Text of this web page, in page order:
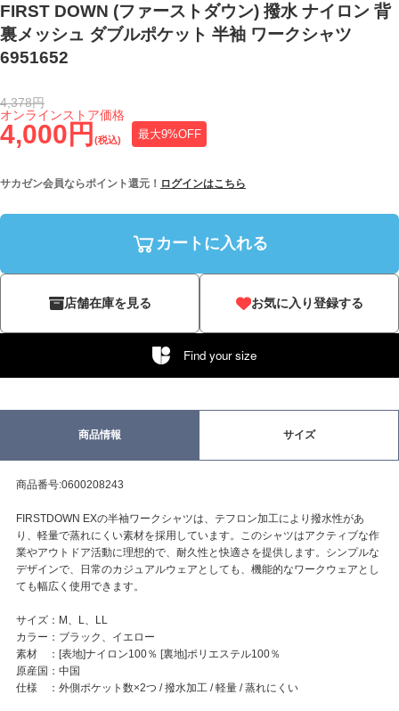
FIRST DOWN (ファーストダウン) 撥水 ナイロン 背
裏メッシュ ダブルポケット 半袖 ワークシャツ
6951652
4,000円 (税込) 最大9%OFF
オンラインストア価格
4,378円
サカゼン会員ならポイント還元！ ログインはこちら
カートに入れる
店舗在庫を見る お気に入り登録する
Find your size
商品情報 サイズ
商品番号:0600208243
FIRSTDOWN EXの半袖ワークシャツは、テフロン加工により撥水性があ
り、軽量で蒸れにくい素材を採用しています。このシャツはアクティブな作
業やアウトドア活動に理想的で、耐久性と快適さを提供します。シンプルな
デザインで、日常のカジュアルウェアとしても、機能的なワークウェアとし
ても幅広く使用できます。
サイズ：M、L、LL
カラー：ブラック、イエロー
素材 ：[表地]ナイロン100％ [裏地]ポリエステル100％
原産国：中国
仕様 ：外側ポケット数×2つ / 撥水加工 / 軽量 / 蒸れにくい